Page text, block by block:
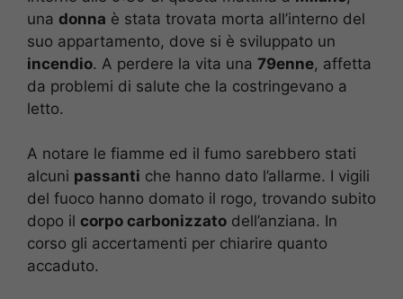
una donna è stata trovata morta all’interno del
suo appartamento, dove si è sviluppato un
incendio. A perdere la vita una 79enne, affetta
da problemi di salute che la costringevano a
letto.
A notare le fiamme ed il fumo sarebbero stati
alcuni passanti che hanno dato l’allarme. I vigili
del fuoco hanno domato il rogo, trovando subito
dopo il corpo carbonizzato dell’anziana. In
corso gli accertamenti per chiarire quanto
accaduto.